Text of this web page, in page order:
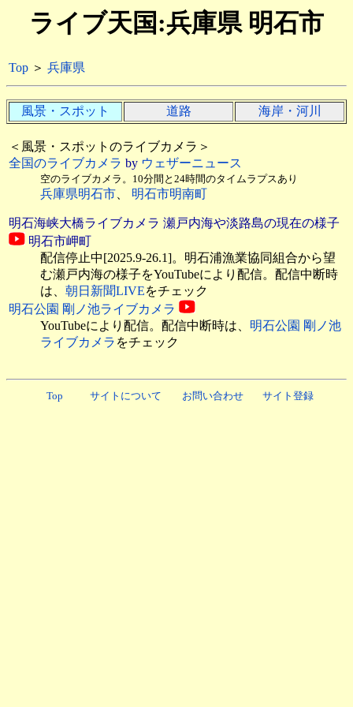
ライブ天国:兵庫県 明石市
Top ＞ 兵庫県
風景・スポット 道路 海岸・河川
＜風景・スポットのライブカメラ＞
全国のライブカメラ by ウェザーニュース
空のライブカメラ。10分間と24時間のタイムラプスあり
兵庫県明石市、 明石市明南町
明石海峡大橋ライブカメラ 瀬戸内海や淡路島の現在の様子
明石市岬町
配信停止中[2025.9-26.1]。明石浦漁業協同組合から望
む瀬戸内海の様子をYouTubeにより配信。配信中断時
は、 朝日新聞LIVEをチェック
明石公園 剛ノ池ライブカメラ
YouTubeにより配信。配信中断時は、 明石公園 剛ノ池
ライブカメラ をチェック
Top サイトについて お問い合わせ サイト登録